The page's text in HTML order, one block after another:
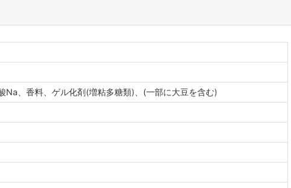
、香料、ゲル化剤(増粘多糖類)、(一部に大豆を含む)